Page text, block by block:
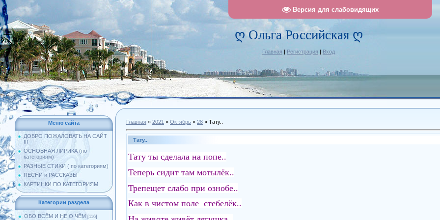
Версия для слабовидящих
ღ Ольга Российская ღ
Главная | Регистрация | Вход
Меню сайта
ДОБРО ПОЖАЛОВАТЬ НА САЙТ
!!!
ОСНОВНАЯ ЛИРИКА (по
категориям)
РАЗНЫЕ СТИХИ ( по категориям)
ПЕСНИ и РАССКАЗЫ
КАРТИНКИ ПО КАТЕГОРИЯМ
Категории раздела
ОБО ВСЁМ И НЕ О ЧЁМ [116]
Главная » 2021 » Октябрь » 28 » Тату..
Тату..
Тату ты сделала на попе..
Теперь сидит там мотылёк..
Трепещет слабо при ознобе..
Как в чистом поле стебелёк..